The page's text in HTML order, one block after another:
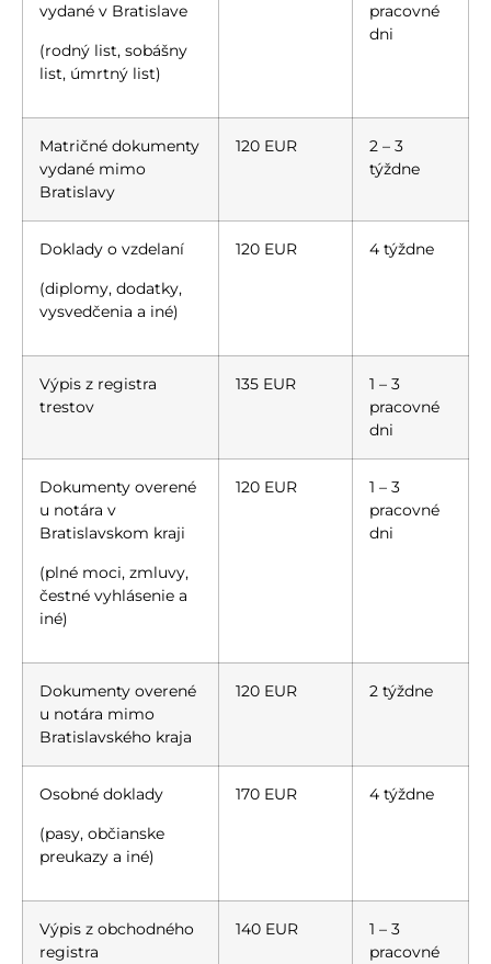
vydané v Bratislave
(rodný list, sobášny
list, úmrtný list)
pracovné
dni
Matričné dokumenty
vydané mimo
Bratislavy
120 EUR
2 – 3
týždne
Doklady o vzdelaní
(diplomy, dodatky,
vysvedčenia a iné)
120 EUR 4 týždne
Výpis z registra
trestov
135 EUR
1 – 3
pracovné
dni
Dokumenty overené
u notára v
Bratislavskom kraji
(plné moci, zmluvy,
čestné vyhlásenie a
iné)
120 EUR
1 – 3
pracovné
dni
Dokumenty overené
u notára mimo
Bratislavského kraja
120 EUR 2 týždne
Osobné doklady
(pasy, občianske
preukazy a iné)
170 EUR 4 týždne
Výpis z obchodného
registra
140 EUR
1 – 3
pracovné